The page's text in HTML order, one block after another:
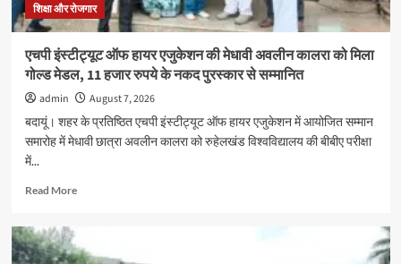
शिक्षा और रोजगार
एचपी इंस्टीट्यूट ऑफ हायर एजुकेशन की मेधावी अवलीन कालरा को मिला
गोल्ड मेडल, 11 हजार रुपये के नकद पुरस्कार से सम्मानित
admin
August 7, 2026
बदायूं। शहर के प्रतिष्ठित एचपी इंस्टीट्यूट ऑफ हायर एजुकेशन में आयोजित सम्मान
समारोह में मेधावी छात्रा अवलीन कालरा को रुहेलखंड विश्वविद्यालय की बीबीए परीक्षा
में...
Read MoreRead
इंस्टीट्यूट